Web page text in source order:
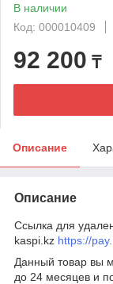
В наличии
Код: 000010409
92 200 ₸
Описание
Описание
Ссылка для
kaspi.kz https://
Данный товар вы
до 24 месяцев и